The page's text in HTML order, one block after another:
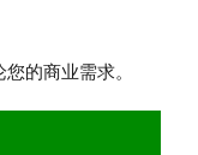
的商业需求。